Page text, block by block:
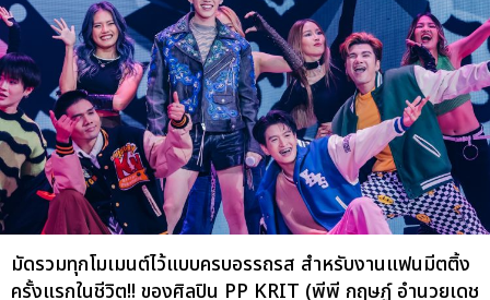
มัดรวมทุกโมเมนต์ไว้แบบครบอรรถรส สำหรับงานแฟนมีตติ้ง
ครั้งแรกในชีวิต!! ของศิลปิน PP KRIT (พีพี กฤษฏ์ อำนวยเดช